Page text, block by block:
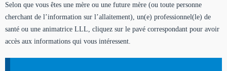
Selon que vous êtes une mère ou une future mère (ou toute personne
cherchant de l’information sur l’allaitement), un(e) professionnel(le) de
santé ou une animatrice LLL, cliquez sur le pavé correspondant pour avoir
accès aux informations qui vous intéressent.